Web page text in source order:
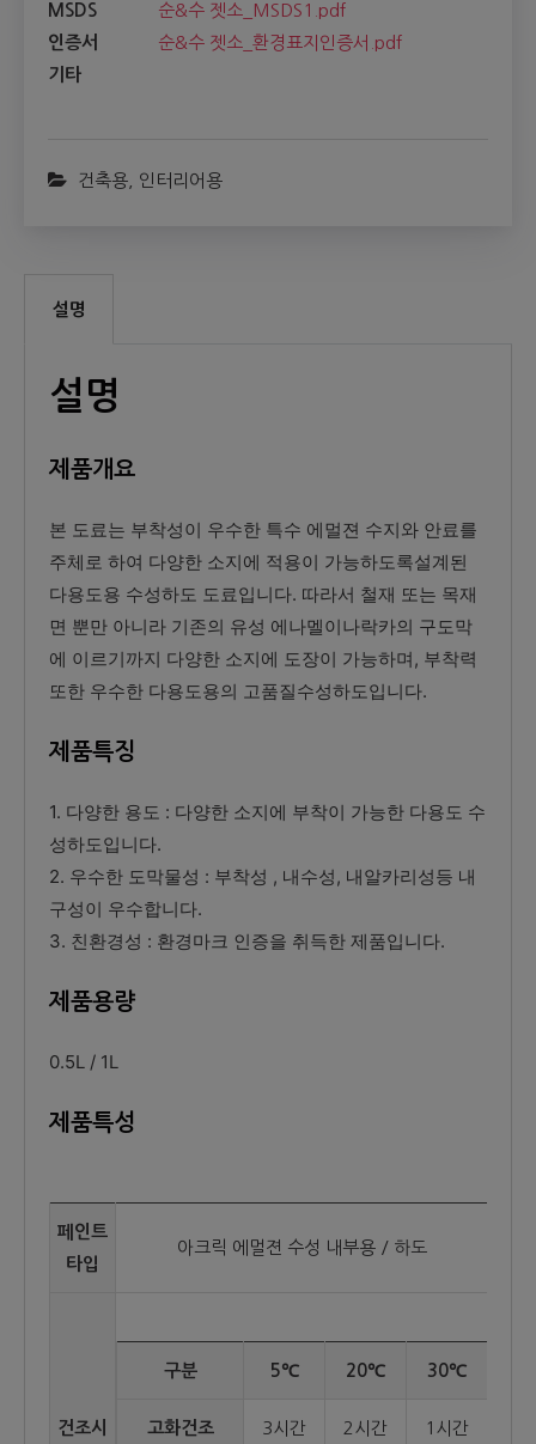
MSDS
순&수 젯소_MSDS1.pdf
인증서
순&수 젯소_환경표지인증서.pdf
기타
건축용 인터리어용
설명
설명
제품개요
본 도료는 부착성이 우수한 특수 에멀젼 수지와 안료를
주체로 하여 다양한 소지에 적용이 가능하도록설계된
다용도용 수성하도 도료입니다. 따라서 철재 또는 목재
면 뿐만 아니라 기존의 유성 에나멜이나락카의 구도막
에 이르기까지 다양한 소지에 도장이 가능하며, 부착력
또한 우수한 다용도용의 고품질수성하도입니다.
제품특징
1. 다양한 용도 : 다양한 소지에 부착이 가능한 다용도 수
성하도입니다.
2. 우수한 도막물성 : 부착성 , 내수성, 내알카리성등 내
구성이 우수합니다.
3. 친환경성 : 환경마크 인증을 취득한 제품입니다.
제품용량
0.5L / 1L
제품특성
페인트
타입
아크릭 에멀젼 수성 내부용 / 하도
건조시
구분 5℃ 20℃ 30℃
고화건조 3시간 2시간 1시간